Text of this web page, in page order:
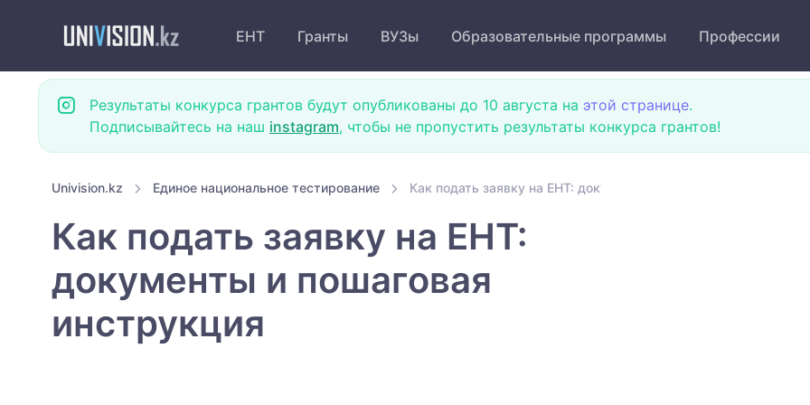
ЕНТ Гранты ВУЗы Образовательные программы Профессии
Результаты конкурса грантов будут опубликованы до 10 августа на этой странице.
Подписывайтесь на наш instagram, чтобы не пропустить результаты конкурса грантов!
Univision.kz Единое национальное тестирование Как подать заявку на ЕНТ: документы и пошаговая инструкция
Как подать заявку на ЕНТ:
документы и пошаговая
инструкция